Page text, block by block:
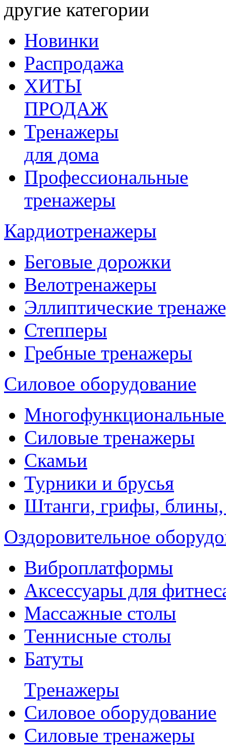
другие категории
Новинки
Распродажа
ХИТЫ
ПРОДАЖ
Тренажеры
для дома
Профессиональные
тренажеры
Кардиотренажеры
Беговые дорожки
Велотренажеры
Эллиптические
Степперы
Гребные тренажеры
Силовое оборудование
Силовые тренажеры
Скамьи
Турники и брусья
Штанги, грифы, блины,
Оздоровительное
Виброплатформы
Аксессуары для
Массажные столы
Теннисные столы
Батуты
Tренажеры
Силовое оборудование
Силовые тренажеры